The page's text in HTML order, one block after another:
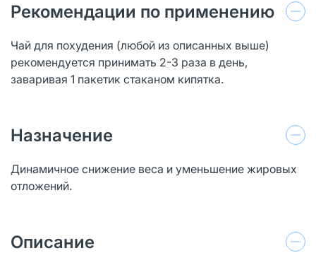
Рекомендации по применению
Чай для похудения (любой из описанных выше)
рекомендуется принимать 2-3 раза в день,
заваривая 1 пакетик стаканом кипятка.
Назначение
Динамичное снижение веса и уменьшение жировых
отложений.
Описание